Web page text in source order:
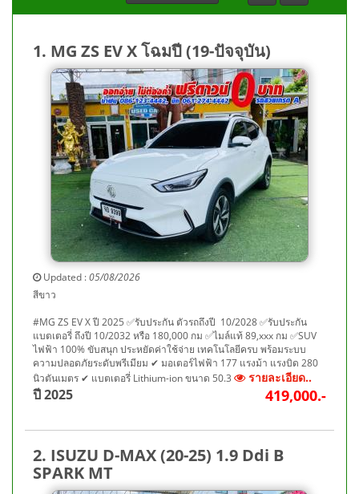
1. MG ZS EV X โฉมปี (19-ปัจจุบัน)
Updated :05/08/2026
สีขาว
#MG ZS EV X ปี 2025 ✅รับประกัน ตัวรถถึงปี 10/2028 ✅รับประกัน
แบตเตอรี่ ถึงปี 10/2032 หรือ 180,000 กม ✅ไมล์แท้ 89,xxx กม ✅SUV
ไฟฟ้า 100% ขับสนุก ประหยัดค่าใช้จ่าย เทคโนโลยีครบ พร้อมระบบ
ความปลอดภัยระดับพรีเมียม ✔ มอเตอร์ไฟฟ้า 177 แรงม้า แรงบิด 280
นิวตันเมตร ✔ แบตเตอรี่ Lithium-ion ขนาด 50.3
รายละเอียด..
ปี 2025 419,000.-
2. ISUZU D-MAX (20-25) 1.9 Ddi B
SPARK MT